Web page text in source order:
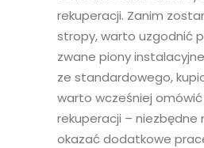
rekuperacji. Zanim
stropy, warto uzgodnić
zwane piony
ze standardowego,
warto wcześniej
rekuperacji – niezbędne
okazać dodatkowe